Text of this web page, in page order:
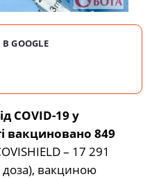
GOOGLE
COVID-19 у
вакциновано 849
– 17 291
доза), вакциною